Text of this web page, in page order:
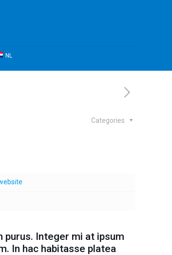
NL
Categories
purus. Integer mi at ipsum
In hac habitasse platea